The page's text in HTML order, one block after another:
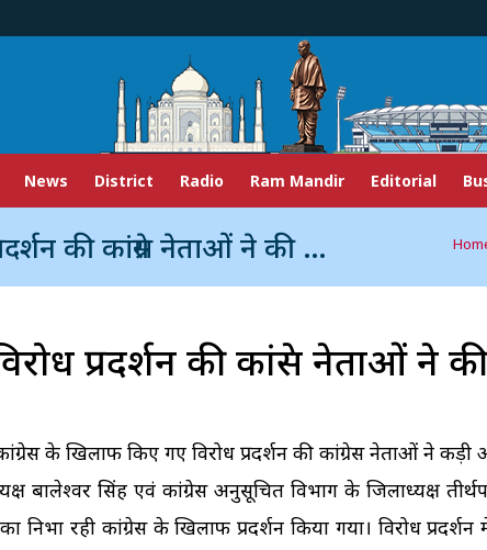
News District Radio Ram Mandir Editorial
कांग्रेस नेताओं ने की कड़ी आलोचना
प्रदर्शन की कांग्रेस नेताओं ने
कांग्रेस के खिलाफ किए गए विरोध प्रदर्शन की कांग्रेस नेताओं ने
बालेश्वर सिंह एवं कांग्रेस अनुसूचित विभाग के जिलाध्यक्ष
रही कांग्रेस के खिलाफ प्रदर्शन किया गया। विरोध